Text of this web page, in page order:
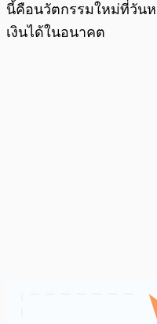
นี้คือนวัตกรรมใหม่ที่วัน
เงินได้ในอนาคต